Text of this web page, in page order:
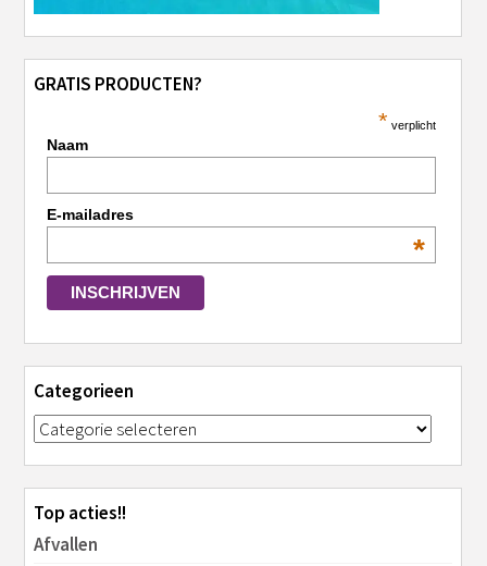
GRATIS PRODUCTEN?
* verplicht
Naam
E-mailadres
*
Categorieen
Top acties!!
Afvallen